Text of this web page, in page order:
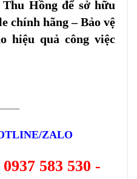
Hồng để sở hữu
chính hãng – Bảo vệ
hiệu quả công việc
ZALO
583 530 -